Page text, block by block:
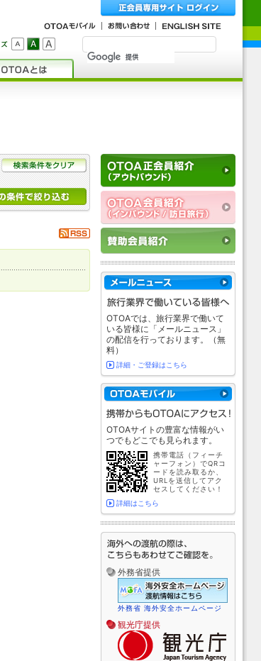
OTOAでは、旅行業界で働いて
いる皆様に「メールニュース」
の配信を行っております。（無
料）
詳細・ご登録はこちら
OTOAサイトの豊富な情報がい
つでもどこでも見られます。
携帯電話（フィーチ
ャーフォン）でQRコ
ードを読み取るか、
URLを送信してアク
セスしてください！
詳細はこちら
外務省提供
外務省 海外安全ホームページ
観光庁提供